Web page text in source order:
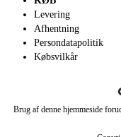
Levering
Afhentning
Persondatapolitik
Købsvilkår
Brug af denne hjemmeside